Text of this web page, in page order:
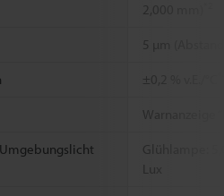
2,000 mm)
5 µm
±0,2 % v.E./°C
Warnanzeige
Umgebungslicht
Glühlampe:
Lux